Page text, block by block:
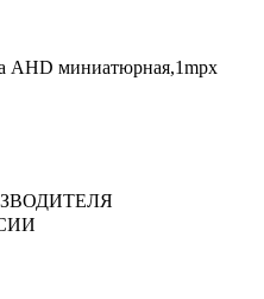
AHD миниатюрная,1mpx